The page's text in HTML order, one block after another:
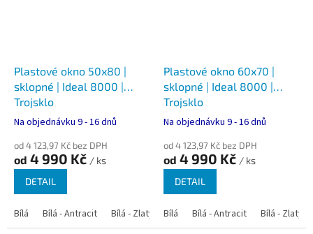
Plastové okno 50x80 |
sklopné | Ideal 8000 |
Trojsklo
Na objednávku 9 - 16 dnů
od 4 123,97 Kč bez DPH
od 4 990 Kč / ks
DETAIL
Bílá Bílá - Antracit Bílá - Zlatý dub Bílá - Tmavý dub Bílá -
Plastové okno 60x70 |
sklopné | Ideal 8000 |
Trojsklo
Na objednávku 9 - 16 dnů
od 4 123,97 Kč bez DPH
od 4 990 Kč / ks
DETAIL
Bílá Bílá - Antracit Bílá - Zlatý